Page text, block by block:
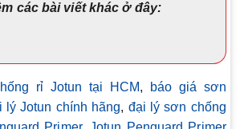
các bài viết khác ở đây:
rỉ Jotun tại HCM,
báo giá sơn
lý Jotun chính hãng, đại lý sơn chống